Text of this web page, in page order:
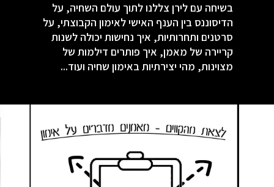
בשיחה עם לירן צללנו לתוך עולם השחיה, על
הדיסוננס בין הענף האישי לאימון הקבוצתי, על
סרטנים ותחרותיות, איך נחישות יכולה לשנות
קריירה של מאמן, איך פותרים דילמות של
מצוינות, מהי יצירתיות באימון שחיה ועוד...